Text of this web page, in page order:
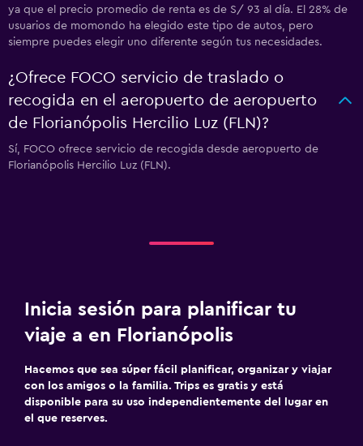
ya que el precio promedio de renta es de S/ 93 al día. El 28% de
usuarios de momondo ha elegido este tipo de autos, pero
siempre puedes elegir uno diferente según tus necesidades.
¿Ofrece FOCO servicio de traslado o
recogida en el aeropuerto de aeropuerto
de Florianópolis Hercilio Luz (FLN)?
Sí, FOCO ofrece servicio de recogida desde aeropuerto de
Florianópolis Hercilio Luz (FLN).
Inicia sesión para planificar tu
viaje a en Florianópolis
Hacemos que sea súper fácil planificar, organizar y viajar
con los amigos o la familia. Trips es gratis y está
disponible para su uso independientemente del lugar en
el que reserves.